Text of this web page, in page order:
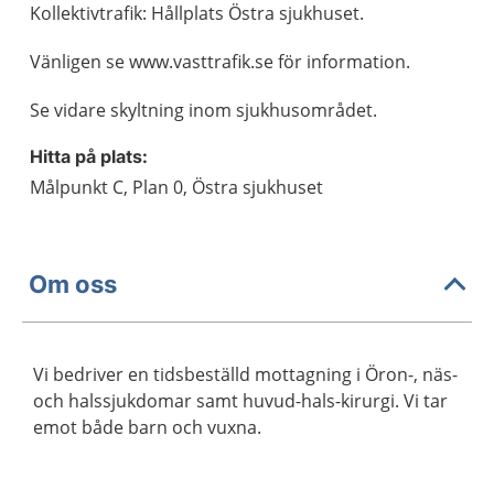
Kollektivtrafik: Hållplats Östra sjukhuset.
Vänligen se www.vasttrafik.se för information.
Se vidare skyltning inom sjukhusområdet.
Hitta på plats:
Målpunkt C, Plan 0, Östra sjukhuset
Om oss
Vi bedriver en tidsbeställd mottagning i Öron-, näs-
och halssjukdomar samt huvud-hals-kirurgi. Vi tar
emot både barn och vuxna.